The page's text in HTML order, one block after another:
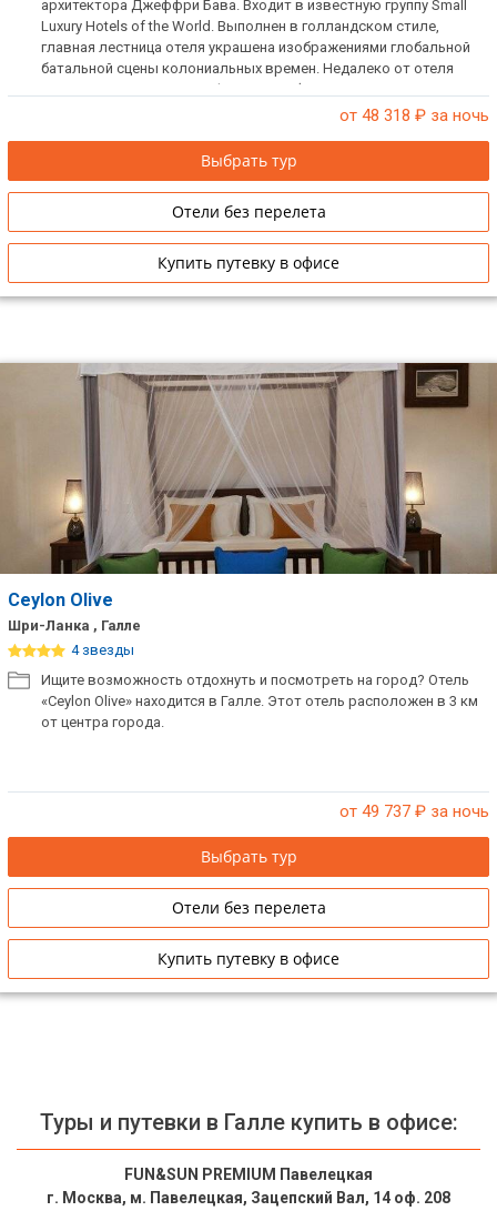
архитектора Джеффри Бава. Входит в известную группу Small
Luxury Hotels of the World. Выполнен в голландском стиле,
главная лестница отеля украшена изображениями глобальной
батальной сцены колониальных времен. Недалеко от отеля
расположен знаменитой форт Галле (входит в список
всемирного наследия ЮНЕСКО). Возможна организация
от 48 318 ₽ за ночь
Выбрать тур
Отели без перелета
Купить путевку в офисе
Ceylon Olive
Шри-Ланка , Галле
4 звезды
Ищите возможность отдохнуть и посмотреть на город? Отель
«Ceylon Olive» находится в Галле. Этот отель расположен в 3 км
от центра города.
от 49 737 ₽ за ночь
Выбрать тур
Отели без перелета
Купить путевку в офисе
Туры и путевки в Галле купить в офисе:
FUN&SUN PREMIUM Павелецкая
г. Москва, м. Павелецкая, Зацепский Вал, 14 оф. 208